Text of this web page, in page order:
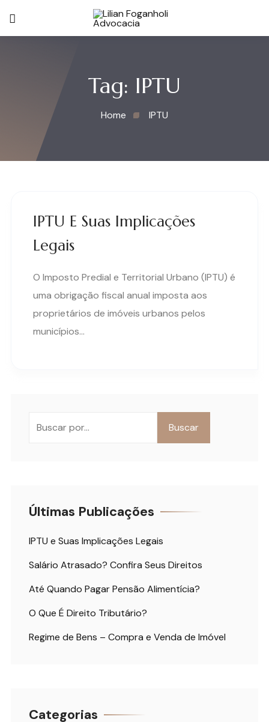
Tag: IPTU
Home IPTU
IPTU E Suas Implicações
Legais
O Imposto Predial e Territorial Urbano (IPTU) é
uma obrigação fiscal anual imposta aos
proprietários de imóveis urbanos pelos
municípios…
Buscar
Últimas Publicações
IPTU e Suas Implicações Legais
Salário Atrasado? Confira Seus Direitos
Até Quando Pagar Pensão Alimentícia?
O Que É Direito Tributário?
Regime de Bens – Compra e Venda de Imóvel
Categorias